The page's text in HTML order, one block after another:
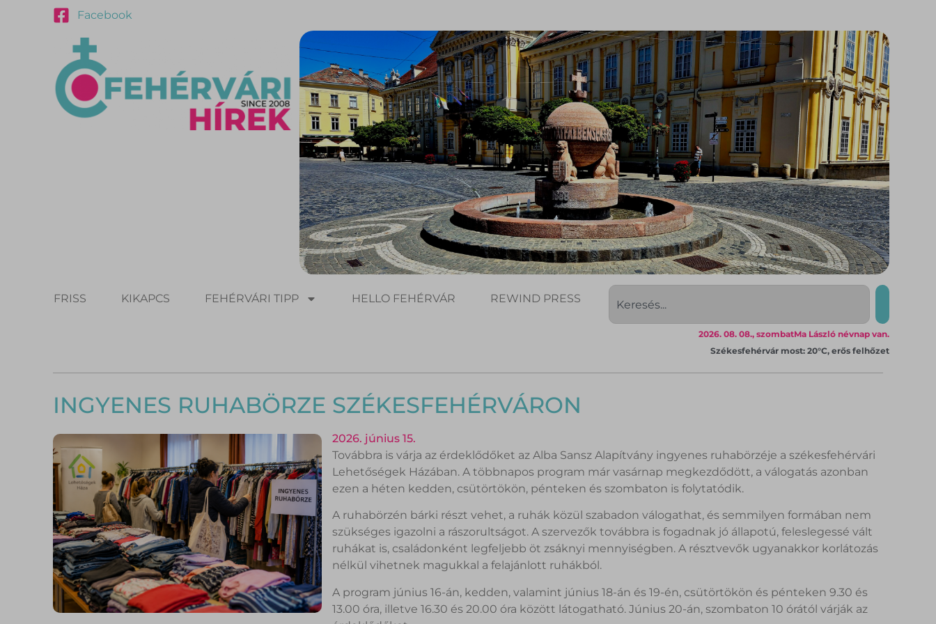
Facebook
FRISS KIKAPCS FEHÉRVÁRI TIPP HELLO FEHÉRVÁR REWIND PRESS
Ma László névnap van.
2026. 08. 08., szombat
Székesfehérvár most: 20°C, erős felhőzet
INGYENES RUHABÖRZE SZÉKESFEHÉRVÁRON
2026. június 15.
Továbbra is várja az érdeklődőket az Alba Sansz Alapítvány ingyenes ruhabörzéje a székesfehérvári
Lehetőségek Házában. A többnapos program már vasárnap megkezdődött, a válogatás azonban
ezen a héten kedden, csütörtökön, pénteken és szombaton is folytatódik.
A ruhabörzén bárki részt vehet, a ruhák közül szabadon válogathat, és semmilyen formában nem
szükséges igazolni a rászorultságot. A szervezők továbbra is fogadnak jó állapotú, feleslegessé vált
ruhákat is, családonként legfeljebb öt zsáknyi mennyiségben. A résztvevők ugyanakkor korlátozás
nélkül vihetnek magukkal a felajánlott ruhákból.
A program június 16-án, kedden, valamint június 18-án és 19-én, csütörtökön és pénteken 9.30 és
13.00 óra, illetve 16.30 és 20.00 óra között látogatható. Június 20-án, szombaton 10 órától várják az